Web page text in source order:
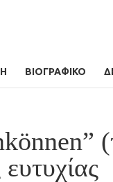
ΒΙΟΓΡΑΦΙΚΟ